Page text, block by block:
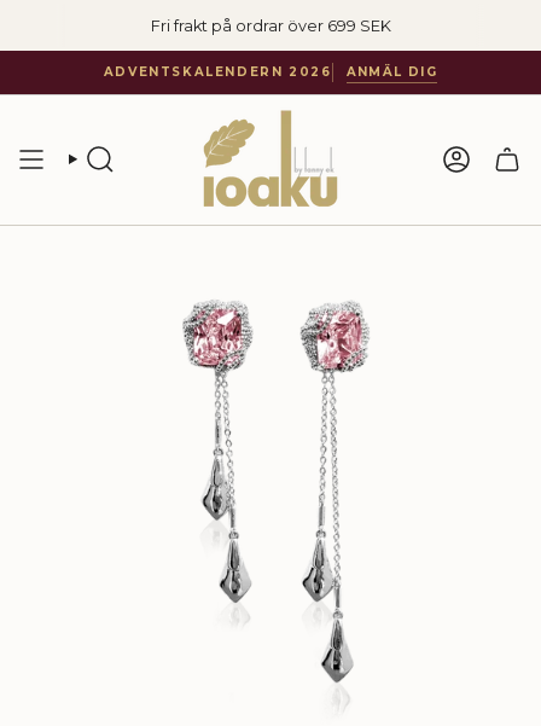
innehåll
Fri frakt på ordrar över 699 SEK
ADVENTSKALENDERN 2026 ANMÄL DIG
SÖKA KONTO